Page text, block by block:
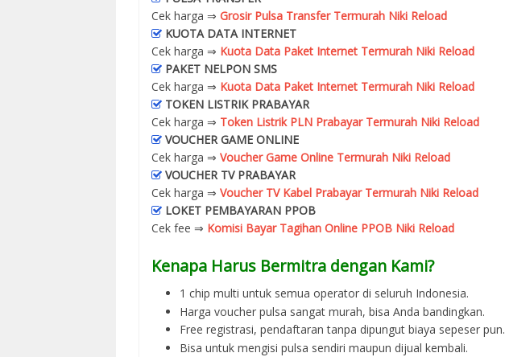
Cek harga ⇒ Grosir Pulsa Transfer Termurah Niki Reload
KUOTA DATA INTERNET
Cek harga ⇒ Kuota Data Paket Internet Termurah Niki Reload
PAKET NELPON SMS
Cek harga ⇒ Kuota Data Paket Internet Termurah Niki Reload
TOKEN LISTRIK PRABAYAR
Cek harga ⇒ Token Listrik PLN Prabayar Termurah Niki Reload
VOUCHER GAME ONLINE
Cek harga ⇒ Voucher Game Online Termurah Niki Reload
VOUCHER TV PRABAYAR
Cek harga ⇒ Voucher TV Kabel Prabayar Termurah Niki Reload
LOKET PEMBAYARAN PPOB
Cek fee ⇒ Komisi Bayar Tagihan Online PPOB Niki Reload
Kenapa Harus Bermitra dengan Kami?
1 chip multi untuk semua operator di seluruh Indonesia.
Harga voucher pulsa sangat murah, bisa Anda bandingkan.
Free registrasi, pendaftaran tanpa dipungut biaya sepeser pun.
Bisa untuk mengisi pulsa sendiri maupun dijual kembali.